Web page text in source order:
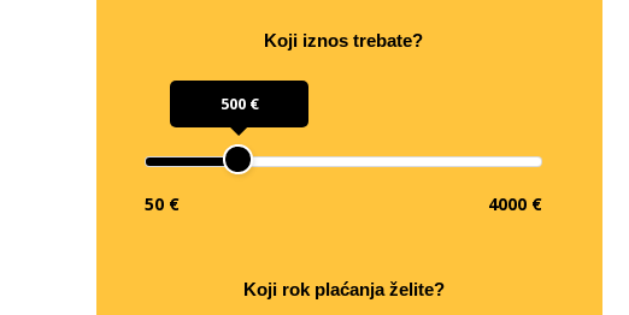
Koji iznos trebate?
500 €
50 € 4000 €
Koji rok plaćanja želite?